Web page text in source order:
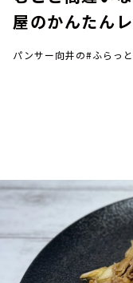
イベント・グ
YouTube
会社情報
屋のかんたん
パンサー向井の#ふらっと